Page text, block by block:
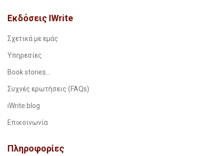
Εκδόσεις IWrite
Σχετικά με εμάς
Υπηρεσίες
Book stories…
Συχνές ερωτήσεις (FAQs)
iWrite.blog
Επικοινωνία
Πληροφορίες